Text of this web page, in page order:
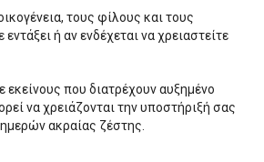
τους φίλους και τους
εντάξει ή αν ενδέχεται να χρειαστείτε
εκείνους που διατρέχουν αυξημένο
να χρειάζονται την υποστήριξή σας
ακραίας ζέστης.